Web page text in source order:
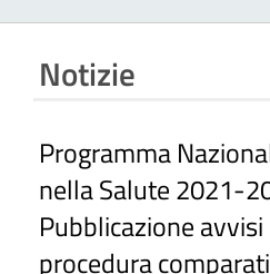
Notizie
Programma
nella Salute 2021-
Pubblicazione
procedura